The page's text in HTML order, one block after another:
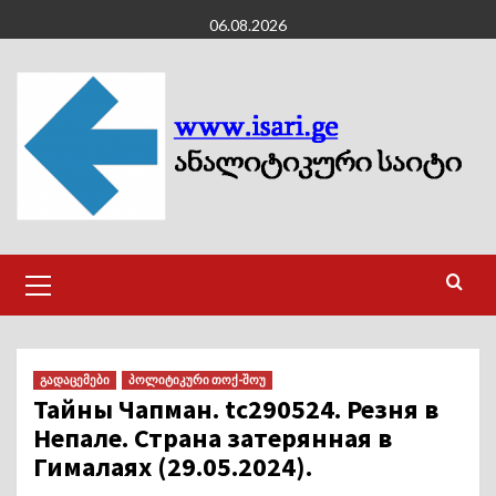
to
content
06.08.2026
Menu
გადაცემები პოლიტიკური თოქ-შოუ
Тайны Чапман. tc290524. Резня в
Непале. Страна затерянная в
Гималаях (29.05.2024).